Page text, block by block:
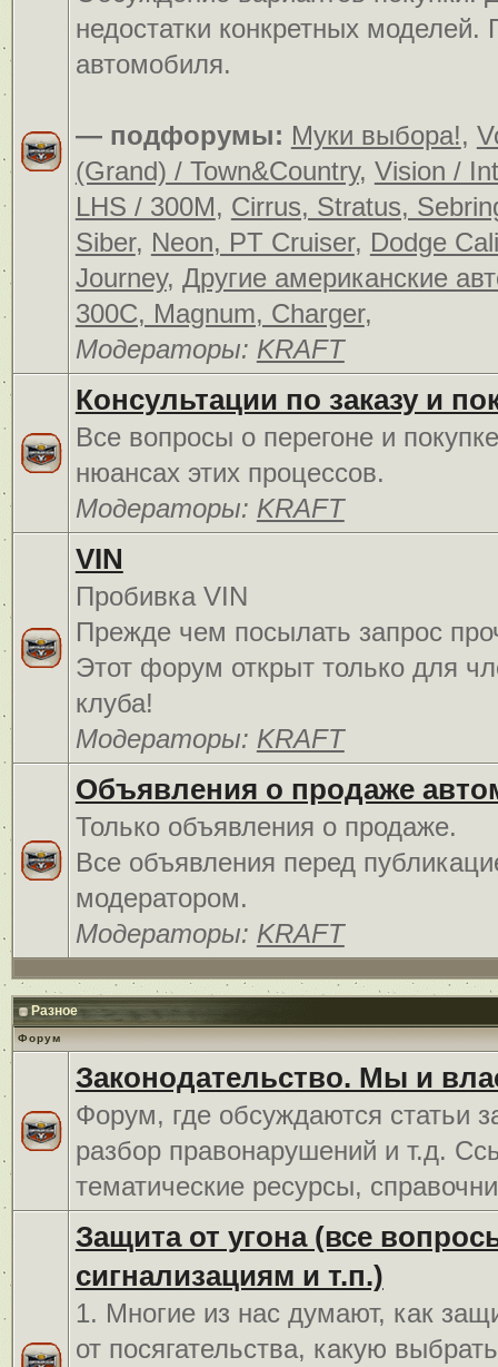
недостатки конкретных
автомобиля.
— подфорумы: Муки выбора!,
(Grand) / Town&Country, Vision /
LHS / 300M, Cirrus, Stratus,
Siber, Neon, PT Cruiser, Dodge
Journey, Другие американские
300C, Magnum, Charger,
Модераторы: KRAFT
Консультации по заказу и
Все вопросы о перегоне и
нюансах этих процессов.
Модераторы: KRAFT
VIN
Пробивка VIN
Прежде чем посылать запрос
Этот форум открыт только для
клуба!
Модераторы: KRAFT
Объявления о продаже
Только объявления о продаже.
Все объявления перед
модератором.
Модераторы: KRAFT
Разное
Форум
Законодательство. Мы и
Форум, где обсуждаются статьи
разбор правонарушений и т.д.
тематические ресурсы,
Защита от угона (все
сигнализациям и т.п.)
1. Многие из нас думают, как
от посягательства, какую